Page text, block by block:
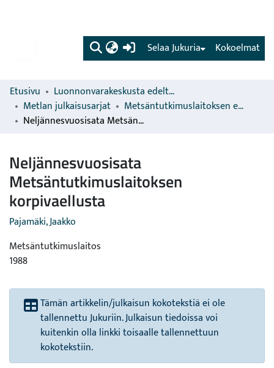
(current) Kokoelmat
Selaa Jukuria
Etusivu
Luonnonvarakeskusta edeltävien organisaatioiden sarjat
Metlan julkaisusarjat
Metsäntutkimuslaitoksen erillisjulkaisut
Neljännesvuosisata Metsäntutkimuslaitoksen korpivaellusta
Neljännesvuosisata
Metsäntutkimuslaitoksen
korpivaellusta
Pajamäki, Jaakko
Metsäntutkimuslaitos
1988
Tämän artikkelin/julkaisun kokotekstiä ei ole
tallennettu Jukuriin. Julkaisun tiedoissa voi
kuitenkin olla linkki toisaalle tallennettuun
kokotekstiin.